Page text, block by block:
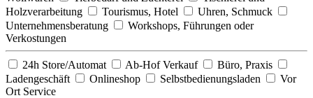
Holzverarbeitung
Tourismus, Hotel
Uhren, Schmuck
Unternehmensberatung
Workshops, Führungen oder
Verkostungen
24h Store/Automat Ab-Hof Verkauf
Büro, Praxis
Ladengeschäft
Onlineshop Selbstbedienungsladen
Vor
Ort Service